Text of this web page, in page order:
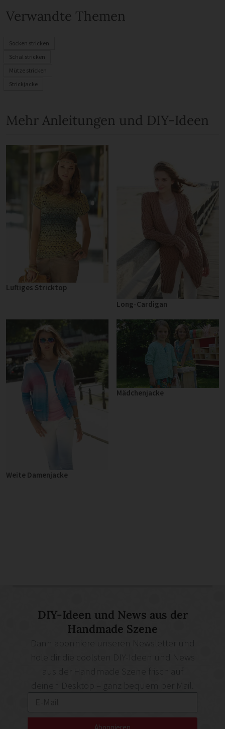
Verwandte Themen
Socken stricken
Schal stricken
Mütze stricken
Strickjacke
Mehr Anleitungen und DIY-Ideen
Luftiges Stricktop
Long-Cardigan
Weite Damenjacke
Mädchenjacke
DIY-Ideen und News aus der
Handmade Szene
deinen Desktop – ganz bequem per Mail.